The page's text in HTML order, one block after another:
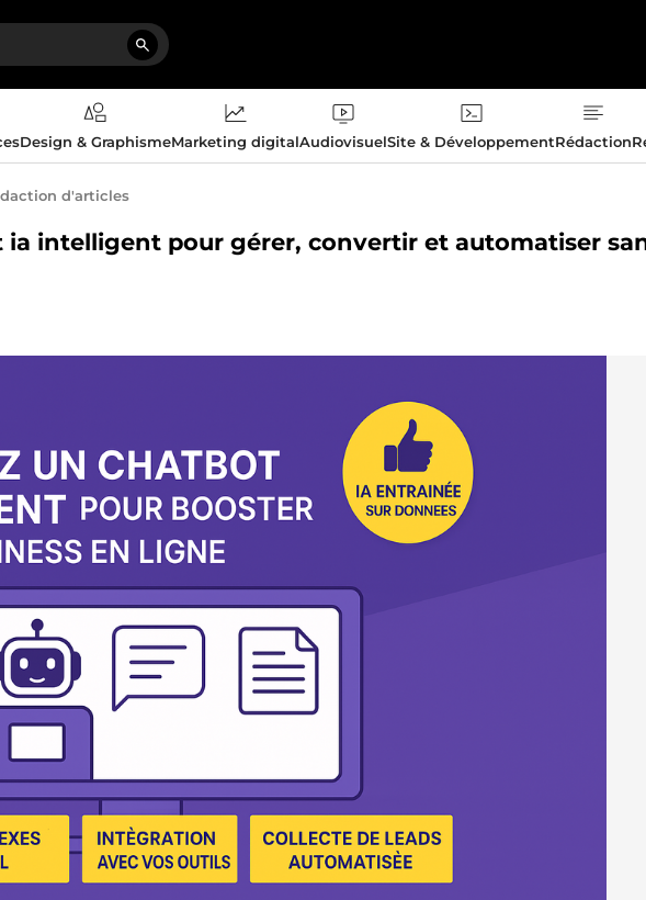
Design & GraphismeMarketing digitalAudiovisuelSite & DéveloppementRédaction
d'articles
ia intelligent pour gérer, convertir et automatiser